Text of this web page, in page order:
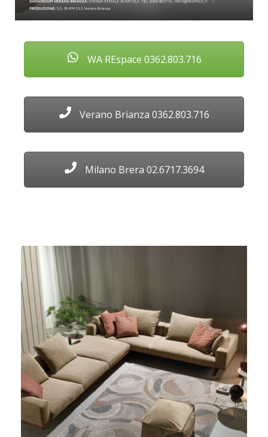
WA REspace 0362.803.716
Verano Brianza 0362.803.716
Milano Brera 02.6717.3694